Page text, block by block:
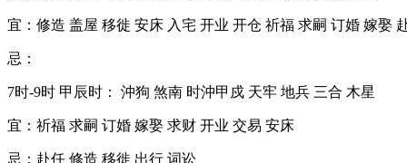
宜：修造 盖屋 移徙 安床 入宅 开业 开仓 祈福 求嗣 订婚 嫁娶
忌：
7时-9时 甲辰时： 沖狗 煞南 时沖甲戍 天牢 地兵 三合 木星
宜：祈福 求嗣 订婚 嫁娶 求财 开业 交易 安床
忌：赴任 修造 移徙 出行 词讼